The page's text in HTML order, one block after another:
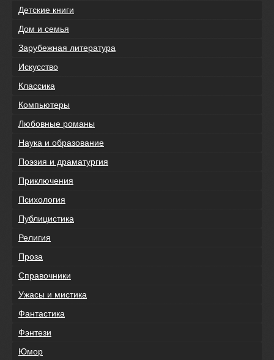
Детские книги
Дом и семья
Зарубежная литература
Искусство
Классика
Компьютеры
Любовные романы
Наука и образование
Поэзия и драматургия
Приключения
Психология
Публицистика
Религия
Проза
Справочники
Ужасы и мистика
Фантастика
Фэнтези
Юмор